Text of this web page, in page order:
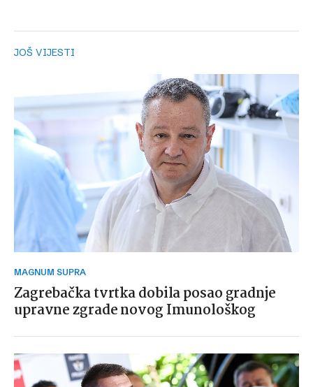
JOŠ VIJESTI
MAGNUM SUPRA
Zagrebačka tvrtka dobila posao gradnje
upravne zgrade novog Imunološkog